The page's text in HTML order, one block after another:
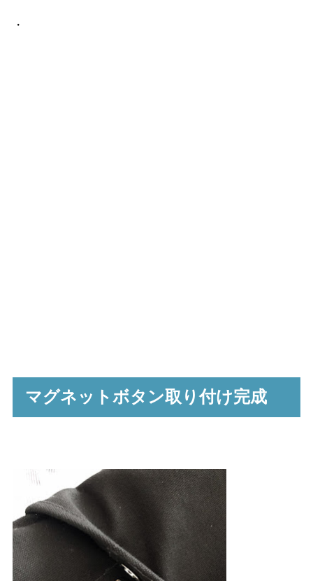
・
マグネットボタン取り付け完成